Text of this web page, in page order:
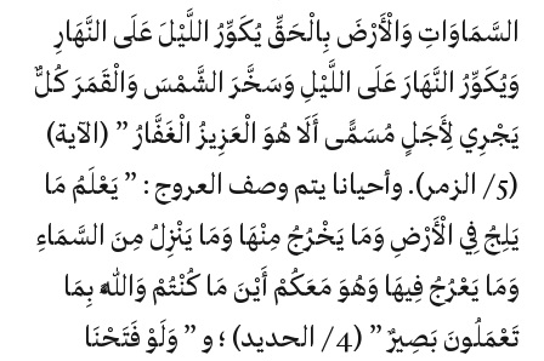
السَّمَاوَاتِ وَالْأَرْضَ بِالْحَقِّ يُكَوِّرُ اللَّيْلَ عَلَى النَّهَارِ
وَيُكَوِّرُ النَّهَارَ عَلَى اللَّيْلِ وَسَخَّرَ الشَّمْسَ وَالْقَمَرَ كُلٌّ
يَجْرِي لِأَجَلٍ مُسَمًّى أَلَا هُوَ الْعَزِيزُ الْغَفَّارُ ” (الآية)
(5/ الزمر). وأحيانا يتم وصف العروج : ” يَعْلَمُ مَا
يَلِجُ فِي الْأَرْضِ وَمَا يَخْرُجُ مِنْهَا وَمَا يَنْزِلُ مِنَ السَّمَاءِ
وَمَا يَعْرُجُ فِيهَا وَهُوَ مَعَكُمْ أَيْنَ مَا كُنْتُمْ وَاللَّهُ بِمَا
تَعْمَلُونَ بَصِيرٌ ” (4/ الحديد) ؛ و ” وَلَوْ فَتَحْنَا